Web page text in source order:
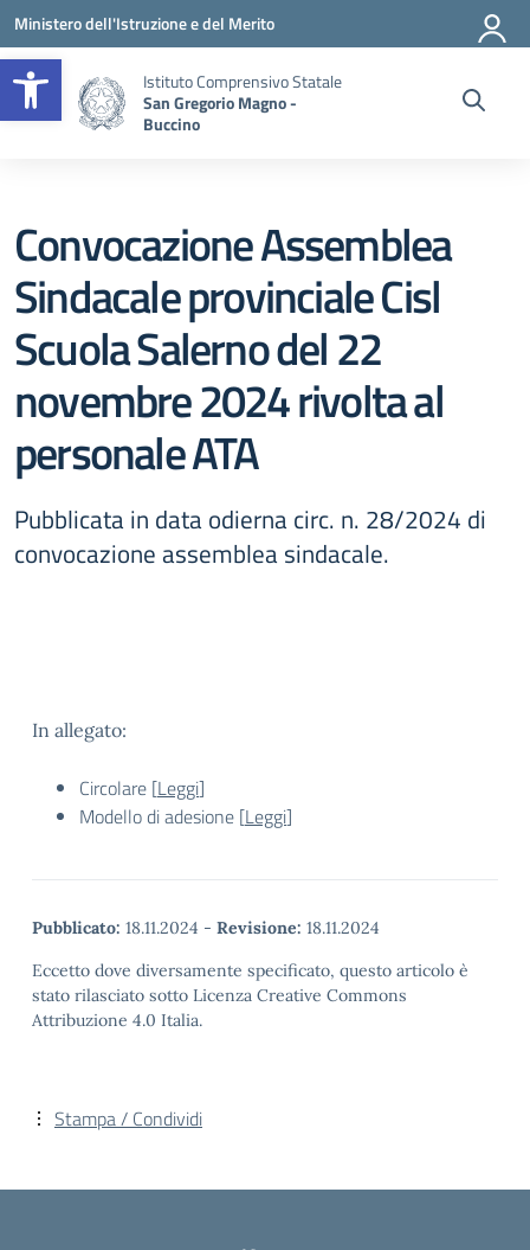
Apri la barra degli strumenti
Vai ai contenuti
Vai al menu di navigazione
Vai al footer
Ministero dell'Istruzione e del Merito
Istituto Comprensivo Statale
San Gregorio Magno -
Buccino
Convocazione Assemblea
Sindacale provinciale Cisl
Scuola Salerno del 22
novembre 2024 rivolta al
personale ATA
Pubblicata in data odierna circ. n. 28/2024 di
convocazione assemblea sindacale.
In allegato:
Circolare [Leggi]
Modello di adesione [Leggi]
Pubblicato: 18.11.2024 - Revisione: 18.11.2024
Eccetto dove diversamente specificato, questo articolo è
stato rilasciato sotto Licenza Creative Commons
Attribuzione 4.0 Italia.
Stampa / Condividi